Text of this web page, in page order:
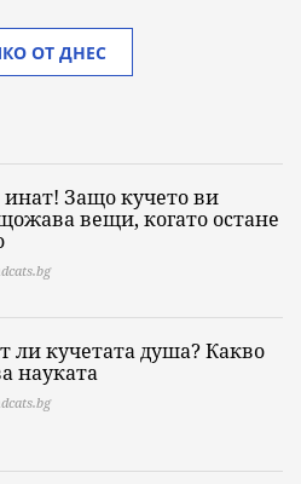
ОТ ДНЕС
Защо кучето ви
вещи, когато остане
ли кучетата душа? Какво
науката